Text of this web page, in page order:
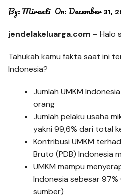
By:Miranti On:December 31,
jendelakeluarga.com – Halo
Tahukah kamu fakta saat ini
Indonesia?
Jumlah UMKM
orang
Jumlah pelaku usaha
yakni 99,6% dari total
Kontribusi UMKM
Bruto (PDB) Indonesia
UMKM mampu
Indonesia sebesar
sumber)